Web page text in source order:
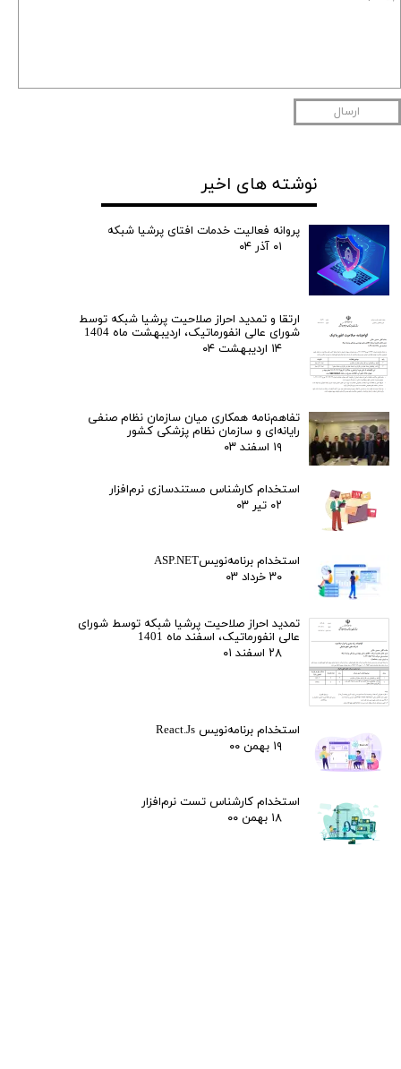
ارسال
نوشته های اخیر
پروانه فعالیت خدمات افتای پرشیا شبکه
۰۱ آذر ۰۴
ارتقا و تمدید احراز صلاحیت پرشیا شبکه توسط
شورای عالی انفورماتیک، اردیبهشت ماه 1404
۱۴ اردیبهشت ۰۴
تفاهم‌نامه همکاری میان سازمان نظام صنفی
رایانه‌ای و سازمان نظام پزشکی کشور
۱۹ اسفند ۰۳
استخدام کارشناس مستندسازی نرم‌افزار
۰۲ تیر ۰۳
استخدام برنامه‌نویسASP.NET
۳۰ خرداد ۰۳
تمدید احراز صلاحیت پرشیا شبکه توسط شورای
عالی انفورماتیک، اسفند ماه 1401
۲۸ اسفند ۰۱
استخدام برنامه‌نویس React.Js
۱۹ بهمن ۰۰
استخدام کارشناس تست نرم‌افزار
۱۸ بهمن ۰۰